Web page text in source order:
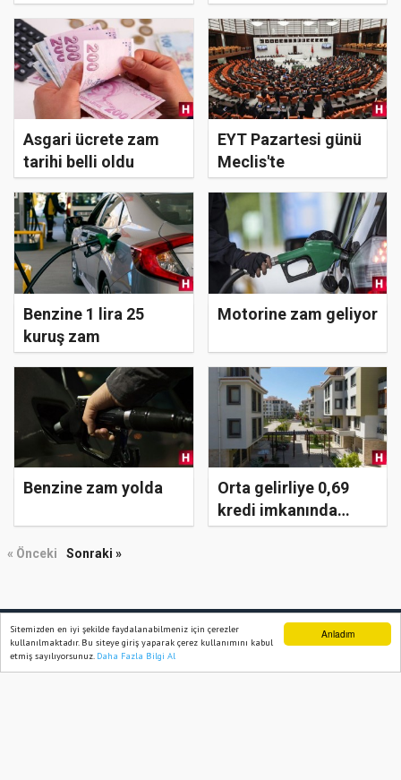
Anladım
Sitemizden en iyi şekilde faydalanabilmeniz için çerezler
kullanılmaktadır. Bu siteye giriş yaparak çerez kullanımını kabul
etmiş sayılıyorsunuz. Daha Fazla Bilgi Al
Asgari ücrete zam
tarihi belli oldu
EYT Pazartesi günü
Meclis'te
Benzine 1 lira 25
kuruş zam
Motorine zam geliyor
Benzine zam yolda
Orta gelirliye 0,69
kredi imkanında
şartlar ne olacak?
« Önceki Sonraki »
GÜNDEM SİYASET EKONOMİ
SPOR
SAĞLIK
Ana Sayfa Web TV